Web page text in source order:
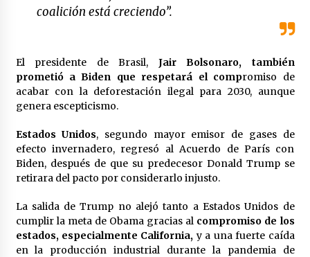
coalición está creciendo”.
El presidente de Brasil, Jair Bolsonaro, también
prometió a Biden que respetará el compromiso de
acabar con la deforestación ilegal para 2030, aunque
genera escepticismo.
Estados Unidos, segundo mayor emisor de gases de
efecto invernadero, regresó al Acuerdo de París con
Biden, después de que su predecesor Donald Trump se
retirara del pacto por considerarlo injusto.
La salida de Trump no alejó tanto a Estados Unidos de
cumplir la meta de Obama gracias al compromiso de los
estados, especialmente California, y a una fuerte caída
en la producción industrial durante la pandemia de